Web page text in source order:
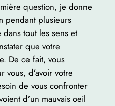
question, je donne
pendant plusieurs
tout les sens et
que votre
De ce fait, vous
vous, d’avoir votre
de vous confronter
d’un mauvais oeil